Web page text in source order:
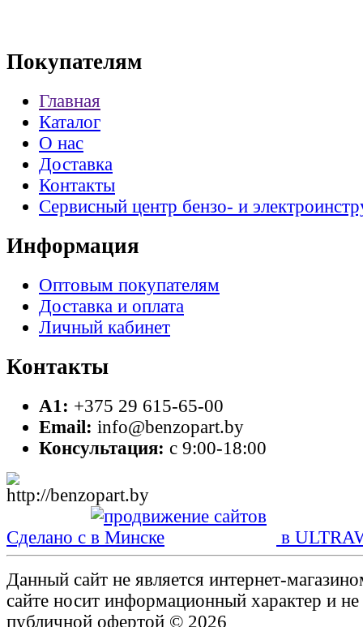
Покупателям
Главная
Каталог
О нас
Доставка
Контакты
Сервисный центр бензо- и
Информация
Оптовым покупателям
Доставка и оплата
Личный кабинет
Контакты
A1: +375 29 615-65-00
Email: info@benzopart.by
Консультация: с 9:00-18:00
Сделано с в
Данный сайт не является интернет-
сайте носит информационный характер и не
публичной офертой © 2026